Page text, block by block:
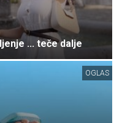
... teče dalje
OGLAS